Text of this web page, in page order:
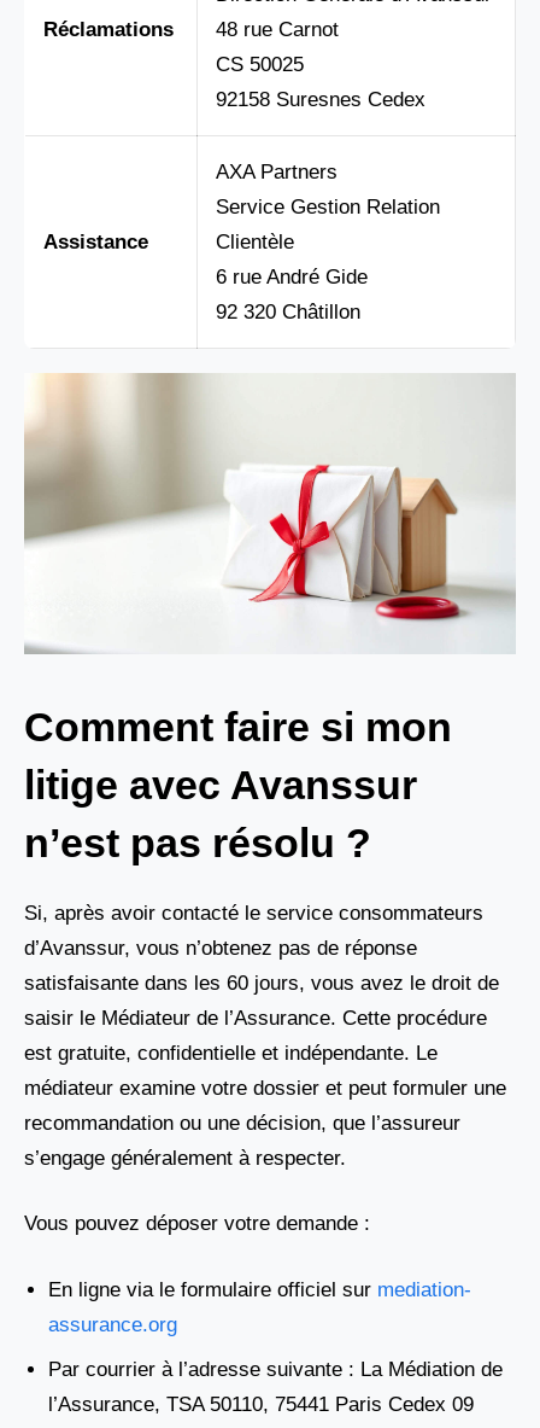
Réclamations
48 rue Carnot
CS 50025
92158 Suresnes Cedex
Assistance
AXA Partners
Service Gestion Relation
Clientèle
6 rue André Gide
92 320 Châtillon
Comment faire si mon
litige avec Avanssur
n’est pas résolu ?
Si, après avoir contacté le service consommateurs
d’Avanssur, vous n’obtenez pas de réponse
satisfaisante dans les 60 jours, vous avez le droit de
saisir le Médiateur de l’Assurance. Cette procédure
est gratuite, confidentielle et indépendante. Le
médiateur examine votre dossier et peut formuler une
recommandation ou une décision, que l’assureur
s’engage généralement à respecter.
Vous pouvez déposer votre demande :
En ligne via le formulaire officiel sur mediation-
assurance.org
Par courrier à l’adresse suivante : La Médiation de
l’Assurance, TSA 50110, 75441 Paris Cedex 09